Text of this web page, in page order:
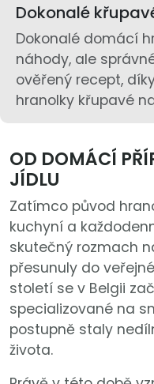
Dokonalé
Dokonalé domácí
náhody, ale
ověřený recept,
hranolky křupavé
OD DOMÁCÍ
JÍDLU
Zatímco původ
kuchyní a
skutečný rozmach
přesunuly do
století se v Belgii
specializované na
postupně staly
života.